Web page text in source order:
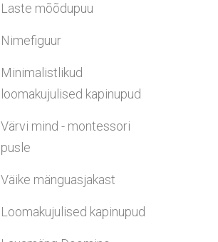
Laste mõõdupuu
Nimefiguur
Minimalistlikud
loomakujulised kapinupud
Värvi mind - montessori
pusle
Väike mänguasjakast
Loomakujulised kapinupud